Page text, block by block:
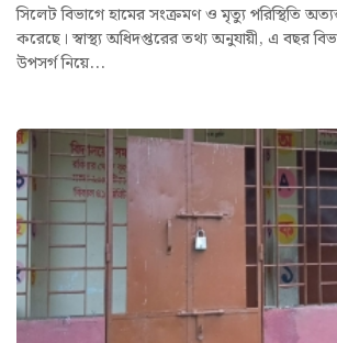
সিলেট বিভাগে হামের সংক্রমণ ও মৃত্যু পরিস্থিতি
করেছে। স্বাস্থ্য অধিদপ্তরের তথ্য অনুযায়ী, এ বছর
উপসর্গ নিয়ে...